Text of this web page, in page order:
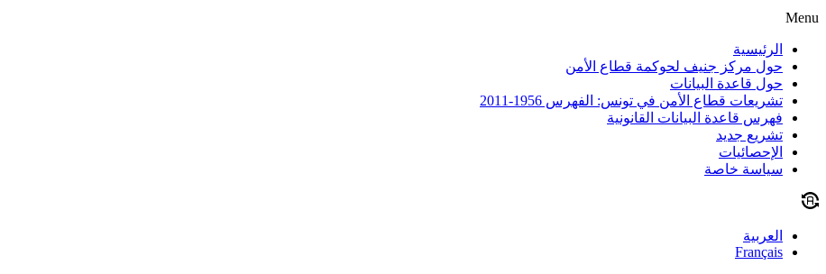
Menu
الرئيسية
حول مركز جنيف لحوكمة قطاع الأمن
حول قاعدة البيانات
تشريعات قطاع الأمن في تونس: الفهرس 1956-2011
فهرس قاعدة البيانات القانونية
تشريع جديد
الإحصائيات
سياسة خاصة
العربية
Français